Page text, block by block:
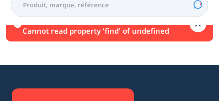
Une erreur est survenue.
Cannot read property 'find' of undefined